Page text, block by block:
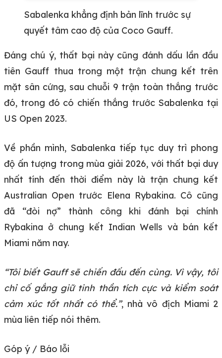
Sabalenka khẳng định bản lĩnh trước sự
quyết tâm cao độ của Coco Gauff.
Đáng chú ý, thất bại này cũng đánh dấu lần đầu
tiên Gauff thua trong một trận chung kết trên
mặt sân cứng, sau chuỗi 9 trận toàn thắng trước
đó, trong đó có chiến thắng trước Sabalenka tại
US Open 2023.
Về phần mình, Sabalenka tiếp tục duy trì phong
độ ấn tượng trong mùa giải 2026, với thất bại duy
nhất tính đến thời điểm này là trận chung kết
Australian Open trước Elena Rybakina. Cô cũng
đã “đòi nợ” thành công khi đánh bại chính
Rybakina ở chung kết Indian Wells và bán kết
Miami năm nay.
“Tôi biết Gauff sẽ chiến đấu đến cùng. Vì vậy, tôi
chỉ cố gắng giữ tinh thần tích cực và kiểm soát
cảm xúc tốt nhất có thể.”, nhà vô địch Miami 2
mùa liên tiếp nói thêm.
Góp ý / Báo lỗi